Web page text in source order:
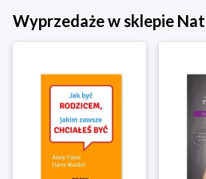
Wyprzedaże w sklepie